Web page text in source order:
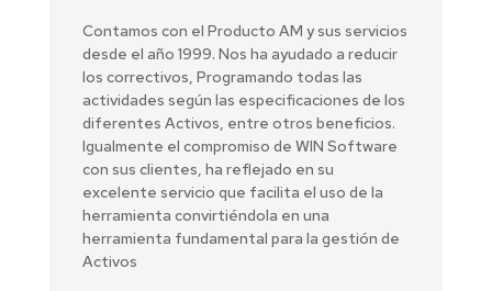
Contamos con el Producto AM y sus servicios
desde el año 1999. Nos ha ayudado a reducir
los correctivos, Programando todas las
actividades según las especificaciones de los
diferentes Activos, entre otros beneficios.
Igualmente el compromiso de WIN Software
con sus clientes, ha reflejado en su
excelente servicio que facilita el uso de la
herramienta convirtiéndola en una
herramienta fundamental para la gestión de
Activos